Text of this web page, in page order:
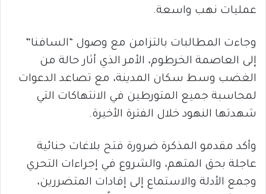
عمليات نهب واسعة.
وجاءت المطالبات بالتزامن مع وصول “السافنا”
إلى العاصمة الخرطوم، الأمر الذي أثار حالة من
الغضب وسط سكان المدينة، مع تصاعد الدعوات
لمحاسبة جميع المتورطين في الانتهاكات التي
شهدتها النهود خلال الفترة الأخيرة.
وأكد مقدمو المذكرة ضرورة فتح بلاغات جنائية
عاجلة بحق المتهم، والشروع في إجراءات التحري
وجمع الأدلة والاستماع إلى إفادات المتضررين،